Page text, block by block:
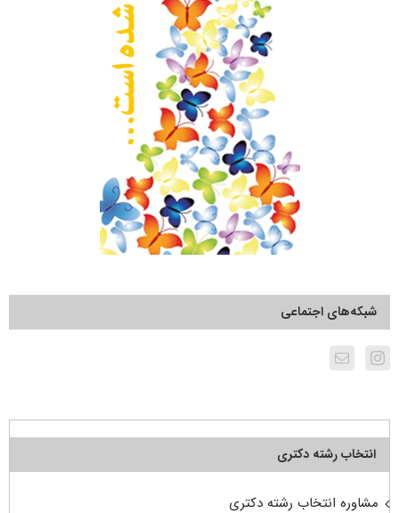
شبکه‌های اجتماعی
انتخاب رشته دکتری
مشاوره انتخاب رشته دکتری